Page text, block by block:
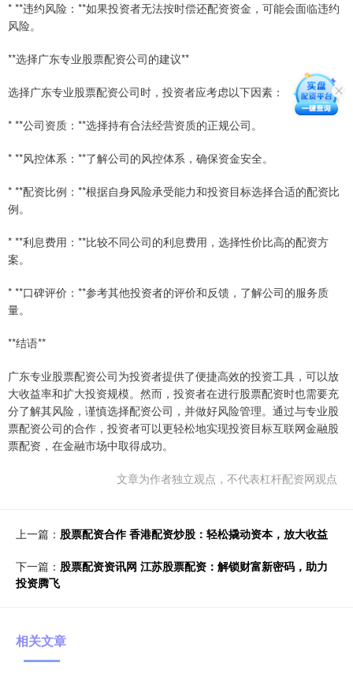
* **违约风险：**如果投资者无法按时偿还配资资金，可能会面临违约
风险。
**选择广东专业股票配资公司的建议**
选择广东专业股票配资公司时，投资者应考虑以下因素：
* **公司资质：**选择持有合法经营资质的正规公司。
* **风控体系：**了解公司的风控体系，确保资金安全。
* **配资比例：**根据自身风险承受能力和投资目标选择合适的配资比
例。
* **利息费用：**比较不同公司的利息费用，选择性价比高的配资方
案。
* **口碑评价：**参考其他投资者的评价和反馈，了解公司的服务质
量。
**结语**
广东专业股票配资公司为投资者提供了便捷高效的投资工具，可以放
大收益率和扩大投资规模。然而，投资者在进行股票配资时也需要充
分了解其风险，谨慎选择配资公司，并做好风险管理。通过与专业股
票配资公司的合作，投资者可以更轻松地实现投资目标互联网金融股
票配资，在金融市场中取得成功。
文章为作者独立观点，不代表杠杆配资网观点
上一篇： 股票配资合作 香港配资炒股：轻松撬动资本，放大收益
下一篇： 股票配资资讯网 江苏股票配资：解锁财富新密码，助力
投资腾飞
相关文章